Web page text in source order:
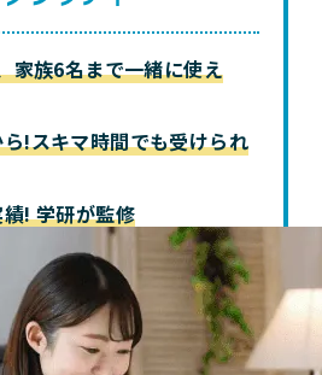
家族6名まで一緒に使え
!スキマ時間でも受けられ
! 学研が監修